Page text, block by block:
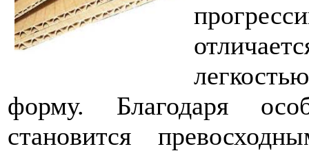
форму. Благодаря
становится